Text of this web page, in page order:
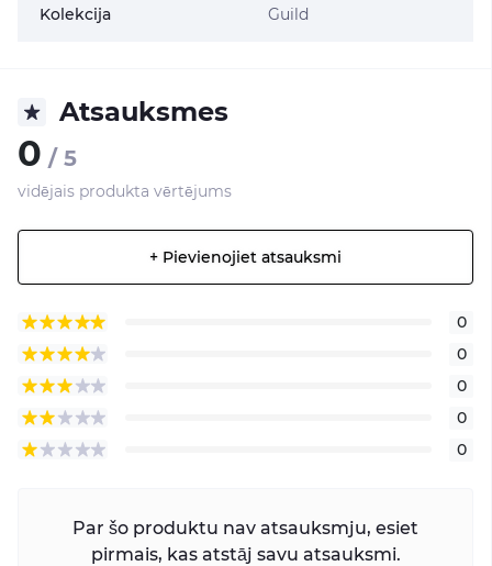
Kolekcija Guild
Atsauksmes
0 / 5
vidējais produkta vērtējums
+ Pievienojiet atsauksmi
0
0
0
0
0
Par šo produktu nav atsauksmju, esiet
pirmais, kas atstāj savu atsauksmi.